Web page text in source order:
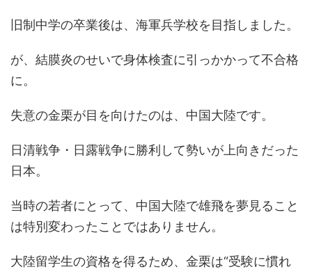
旧制中学の卒業後は、海軍兵学校を目指しました。
が、結膜炎のせいで身体検査に引っかかって不合格
に。
失意の金栗が目を向けたのは、中国大陸です。
日清戦争・日露戦争に勝利して勢いが上向きだった
日本。
当時の若者にとって、中国大陸で雄飛を夢見ること
は特別変わったことではありません。
大陸留学生の資格を得るため、金栗は“受験に慣れ